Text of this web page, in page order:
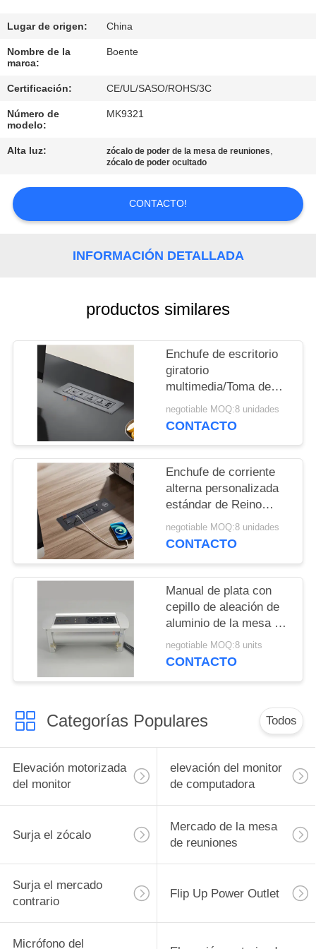
CONTROL
DE
ÉNTRENOS
EN
CONTACTO
CON
CONFERENCE
ROOM
SOLUTION
MAPA
DEL
SITIO
PRIVACY
POLICY
Lugar de origen: China
Nombre de la
marca:
Boente
Certificación: CE/UL/SASO/ROHS/3C
Número de
modelo:
MK9321
Alta luz: zócalo de poder de la mesa de reuniones,
zócalo de poder ocultado
CONTACTO!
INFORMACIÓN DETALLADA
productos similares
Enchufe de escritorio
giratorio
multimedia/Toma de
corriente de mesa
abatible/Enchufe
negotiable MOQ:8 unidades
CONTACTO
Enchufe de corriente
alterna personalizada
estándar de Reino
Unido Enchufe
eléctrica integrada de
inalámbrico de tipo C y
1
negotiable MOQ:8 unidades
CONTACTO
Manual de plata con
cepillo de aleación de
aluminio de la mesa de
salida de emergencia
de conexión oculta
negotiable MOQ:8 units
CONTACTO
Categorías Populares Todos
Elevación motorizada
del monitor
elevación del monitor
de computadora
Surja el zócalo
Mercado de la mesa
de reuniones
Surja el mercado
contrario
Flip Up Power Outlet
Micrófono del